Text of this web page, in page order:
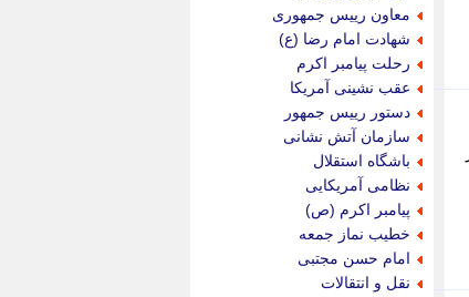
معاون رییس جمهوری
شهادت امام رضا (ع)
رحلت پیامبر اکرم
عقب نشینی آمریکا
دستور رییس جمهور
سازمان آتش نشانی
باشگاه استقلال
نظامی آمریکایی
پیامبر اکرم (ص)
خطیب نماز جمعه
امام حسن مجتبی
نقل و انتقالات